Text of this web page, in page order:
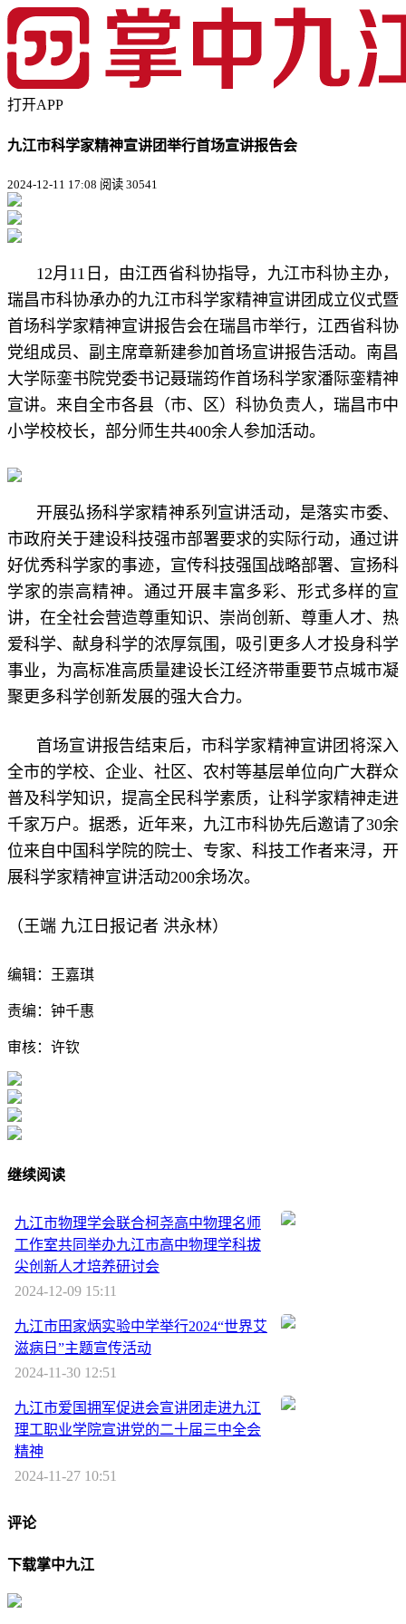
打开APP
九江市科学家精神宣讲团举行首场宣讲报告会
2024-12-11 17:08 阅读 30541
12月11日，由江西省科协指导，九江市科协主办，
瑞昌市科协承办的九江市科学家精神宣讲团成立仪式暨
首场科学家精神宣讲报告会在瑞昌市举行，江西省科协
党组成员、副主席章新建参加首场宣讲报告活动。南昌
大学际銮书院党委书记聂瑞筠作首场科学家潘际銮精神
宣讲。来自全市各县（市、区）科协负责人，瑞昌市中
小学校校长，部分师生共400余人参加活动。
开展弘扬科学家精神系列宣讲活动，是落实市委、
市政府关于建设科技强市部署要求的实际行动，通过讲
好优秀科学家的事迹，宣传科技强国战略部署、宣扬科
学家的崇高精神。通过开展丰富多彩、形式多样的宣
讲，在全社会营造尊重知识、崇尚创新、尊重人才、热
爱科学、献身科学的浓厚氛围，吸引更多人才投身科学
事业，为高标准高质量建设长江经济带重要节点城市凝
聚更多科学创新发展的强大合力。
首场宣讲报告结束后，市科学家精神宣讲团将深入
全市的学校、企业、社区、农村等基层单位向广大群众
普及科学知识，提高全民科学素质，让科学家精神走进
千家万户。据悉，近年来，九江市科协先后邀请了30余
位来自中国科学院的院士、专家、科技工作者来浔，开
展科学家精神宣讲活动200余场次。
（王端 九江日报记者 洪永林）
编辑：王嘉琪
责编：钟千惠
审核：许钦
继续阅读
九江市物理学会联合柯尧高中物理名师
工作室共同举办九江市高中物理学科拔
尖创新人才培养研讨会
2024-12-09 15:11
九江市田家炳实验中学举行2024“世界艾
滋病日”主题宣传活动
2024-11-30 12:51
九江市爱国拥军促进会宣讲团走进九江
理工职业学院宣讲党的二十届三中全会
精神
2024-11-27 10:51
评论
下载掌中九江